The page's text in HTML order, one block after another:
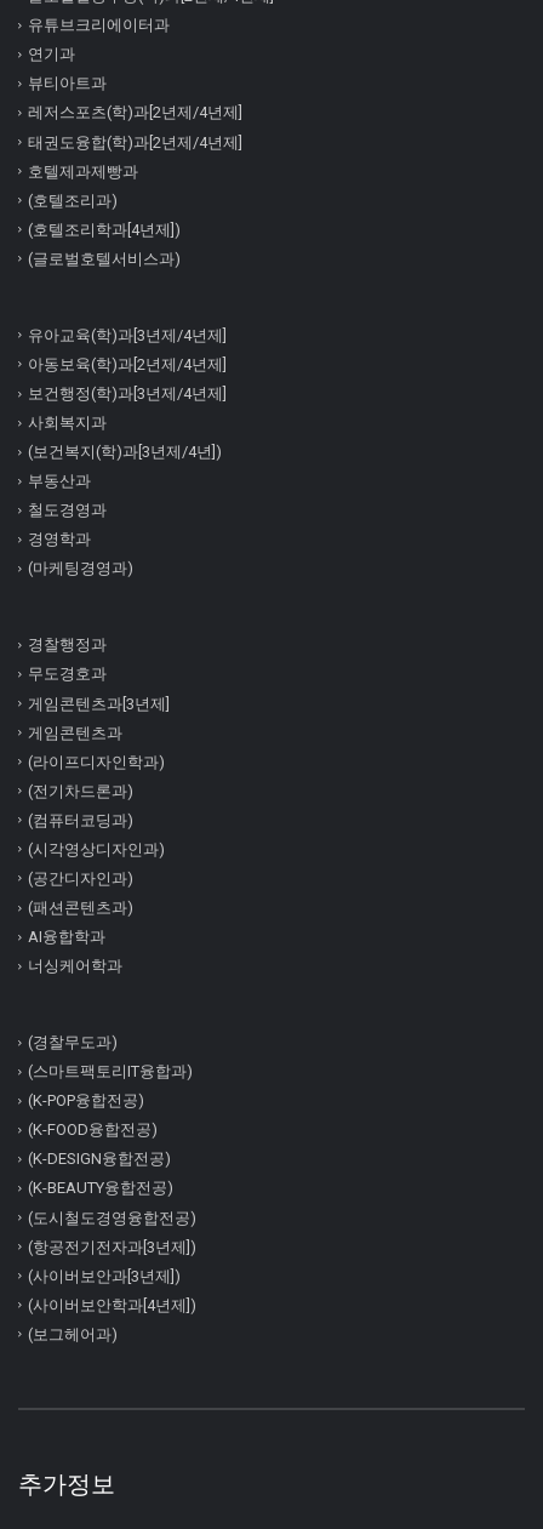
유튜브크리에이터과
연기과
뷰티아트과
레저스포츠(학)과[2년제/4년제]
태권도융합(학)과[2년제/4년제]
호텔제과제빵과
(호텔조리과)
(호텔조리학과[4년제])
(글로벌호텔서비스과)
유아교육(학)과[3년제/4년제]
아동보육(학)과[2년제/4년제]
보건행정(학)과[3년제/4년제]
사회복지과
(보건복지(학)과[3년제/4년])
부동산과
철도경영과
경영학과
(마케팅경영과)
경찰행정과
무도경호과
게임콘텐츠과[3년제]
게임콘텐츠과
(라이프디자인학과)
(전기차드론과)
(컴퓨터코딩과)
(시각영상디자인과)
(공간디자인과)
(패션콘텐츠과)
AI융합학과
너싱케어학과
(경찰무도과)
(스마트팩토리IT융합과)
(K-POP융합전공)
(K-FOOD융합전공)
(K-DESIGN융합전공)
(K-BEAUTY융합전공)
(도시철도경영융합전공)
(항공전기전자과[3년제])
(사이버보안과[3년제])
(사이버보안학과[4년제])
(보그헤어과)
추가정보